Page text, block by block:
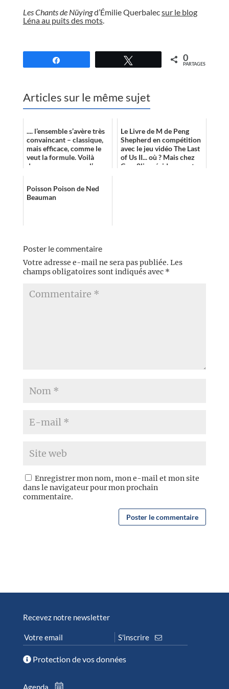
Les Chants de Nüyingd’Émilie Querbalecsur le blog
Léna au puits des mots.
0
PARTAGES
Articles sur le même sujet
.... l’ensemble s’avère très
convaincant – classique,
mais efficace, comme le
veut la formule. Voilà
donc un roman que l’on
Le Livre de M de Peng
Shepherd en compétition
avec le jeu vidéo The Last
of Us II... où ? Mais chez
Corn8lius, évidemment.
Poisson Poison de Ned
Beauman
Poster le commentaire
Votre adresse e-mail ne sera pas publiée. Les
champs obligatoires sont indiqués avec *
Enregistrer mon nom, mon e-mail et mon site
dans le navigateur pour mon prochain
commentaire.
Recevez notre newsletter
Protection de vos données
Agenda